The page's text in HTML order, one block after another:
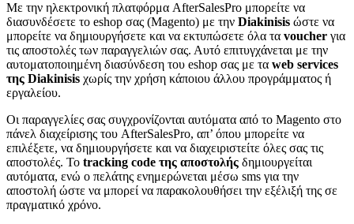
Με την ηλεκτρονική πλατφόρμα AfterSalesPro μπορείτε να
διασυνδέσετε το eshop σας (Magento) με την Diakinisis ώστε να
μπορείτε να δημιουργήσετε και να εκτυπώσετε όλα τα voucher για
τις αποστολές των παραγγελιών σας. Αυτό επιτυγχάνεται με την
αυτοματοποιημένη διασύνδεση του eshop σας με τα web services
της Diakinisis χωρίς την χρήση κάποιου άλλου προγράμματος ή
εργαλείου.
Οι παραγγελίες σας συγχρονίζονται αυτόματα από το Magento στο
πάνελ διαχείρισης του AfterSalesPro, απ’ όπου μπορείτε να
επιλέξετε, να δημιουργήσετε και να διαχειριστείτε όλες σας τις
αποστολές. Το tracking code της αποστολής δημιουργείται
αυτόματα, ενώ ο πελάτης ενημερώνεται μέσω sms για την
αποστολή ώστε να μπορεί να παρακολουθήσει την εξέλιξή της σε
πραγματικό χρόνο.